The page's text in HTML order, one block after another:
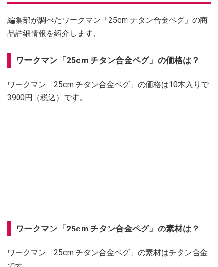
編集部が調べたワークマン「25cm チタン合金ペグ」の商
品詳細情報を紹介します。
ワークマン「25cm チタン合金ペグ」の価格は？
ワークマン「25cm チタン合金ペグ」の価格は10本入りで
3900円（税込）です。
ワークマン「25cm チタン合金ペグ」の素材は？
ワークマン「25cm チタン合金ペグ」の素材はチタン合金